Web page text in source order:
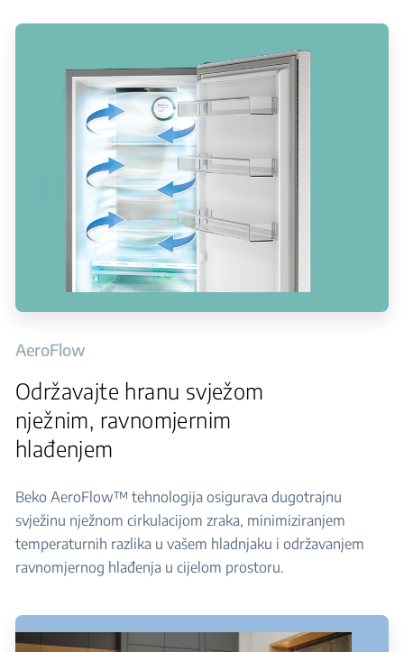
AeroFlow
Održavajte hranu svježom
nježnim, ravnomjernim
hlađenjem
Beko AeroFlow™ tehnologija osigurava dugotrajnu
svježinu nježnom cirkulacijom zraka, minimiziranjem
temperaturnih razlika u vašem hladnjaku i održavanjem
ravnomjernog hlađenja u cijelom prostoru.